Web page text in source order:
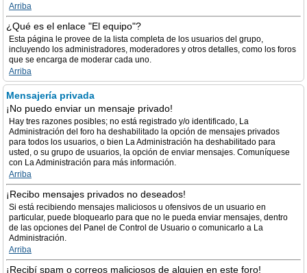
Arriba
¿Qué es el enlace "El equipo"?
Esta página le provee de la lista completa de los usuarios del grupo,
incluyendo los administradores, moderadores y otros detalles, como los foros
que se encarga de moderar cada uno.
Arriba
Mensajería privada
¡No puedo enviar un mensaje privado!
Hay tres razones posibles; no está registrado y/o identificado, La
Administración del foro ha deshabilitado la opción de mensajes privados
para todos los usuarios, o bien La Administración ha deshabilitado para
usted, o su grupo de usuarios, la opción de enviar mensajes. Comuníquese
con La Administración para más información.
Arriba
¡Recibo mensajes privados no deseados!
Si está recibiendo mensajes maliciosos u ofensivos de un usuario en
particular, puede bloquearlo para que no le pueda enviar mensajes, dentro
de las opciones del Panel de Control de Usuario o comunicarlo a La
Administración.
Arriba
¡Recibí spam o correos maliciosos de alguien en este foro!